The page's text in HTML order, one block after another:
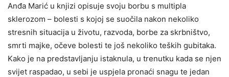
Anđa Marić u knjizi opisuje svoju borbu s multipla
sklerozom – bolesti s kojoj se suočila nakon nekoliko
stresnih situacija u životu, razvoda, borbe za skrbništvo,
smrti majke, očeve bolesti te još nekoliko teških gubitaka.
Kako je na predstavljanju istaknula, u trenutku kada se njen
svijet raspadao, u sebi je uspjela pronaći snagu te jedan